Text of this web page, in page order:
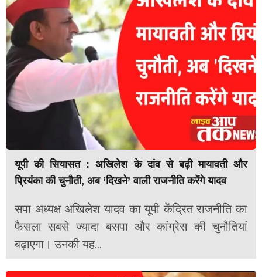
यूपी की सियासत : अखिलेश के दांव से बढ़ी मायावती और
प्रियंका की चुनौती, अब ‘दिखने’ वाली राजनीति करेंगे यादव
सपा अध्यक्ष अखिलेश यादव का यूपी केंद्रित राजनीति का
फैसला सबसे ज्यादा बसपा और कांग्रेस की चुनौतियां
बढ़ाएगा। उनकी यह...